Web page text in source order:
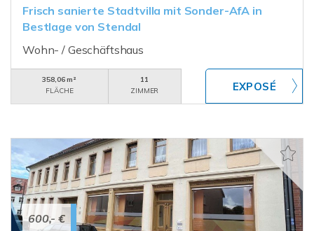
Frisch sanierte Stadtvilla mit Sonder-AfA in
Bestlage von Stendal
Wohn- / Geschäftshaus
358,06 m²
FLÄCHE
11
ZIMMER
600,- €